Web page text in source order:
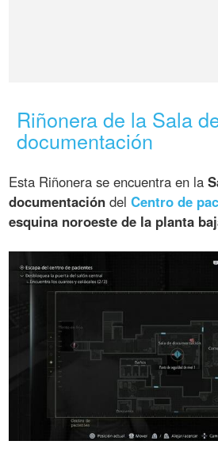
Riñonera de la Sala
documentación
Esta Riñonera se encuentra en la
documentación delCentro de
esquina noroeste de la planta